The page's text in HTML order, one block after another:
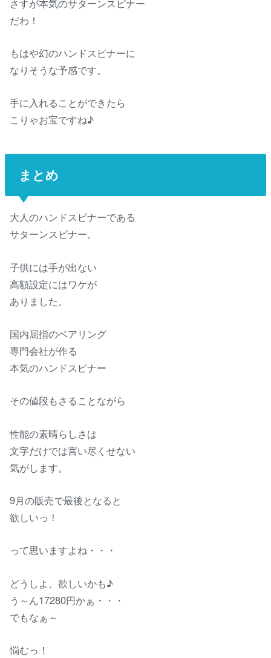
だわ！
もはや幻のハンドスピナーに
なりそうな予感です。
手に入れることができたら
こりゃお宝ですね♪
まとめ
大人のハンドスピナーである
サターンスピナー。
子供には手が出ない
高額設定にはワケが
ありました。
国内屈指のベアリング
専門会社が作る
本気のハンドスピナー
その値段もさることながら
性能の素晴らしさは
文字だけでは言い尽くせない
気がします。
9月の販売で最後となると
欲しいっ！
って思いますよね・・・
どうしよ、欲しいかも♪
う～ん17280円かぁ・・・
でもなぁ～
悩むっ！